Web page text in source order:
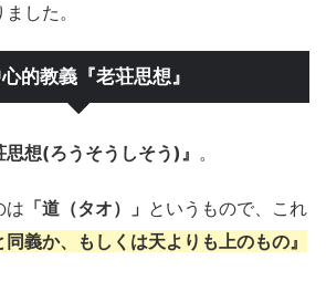
した。
的教義『老荘思想』
思想(ろうそうしそう)』 。
は 「道（タオ）」 というもので、これ
同義か、もしくは天よりも上のもの』